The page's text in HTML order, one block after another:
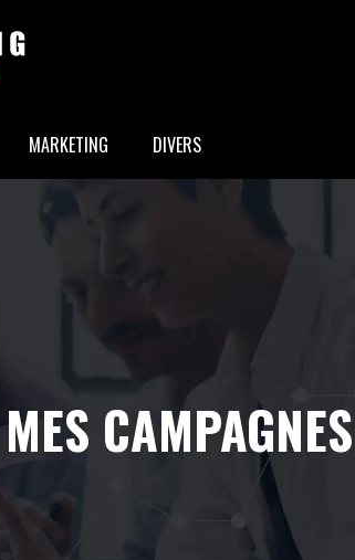
MARKETING DIVERS